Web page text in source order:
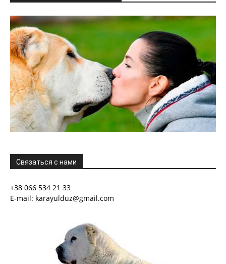
Связаться с нами
+38 066 534 21 33
E-mail: karayulduz@gmail.com